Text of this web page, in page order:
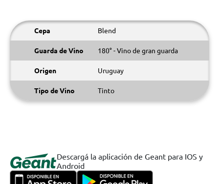
Cepa Blend
Guarda de Vino 180° - Vino de gran guarda
Origen Uruguay
Tipo de Vino Tinto
Descargá la aplicación de Geant para IOS y
Android